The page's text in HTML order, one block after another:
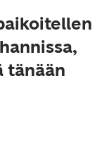
tänään